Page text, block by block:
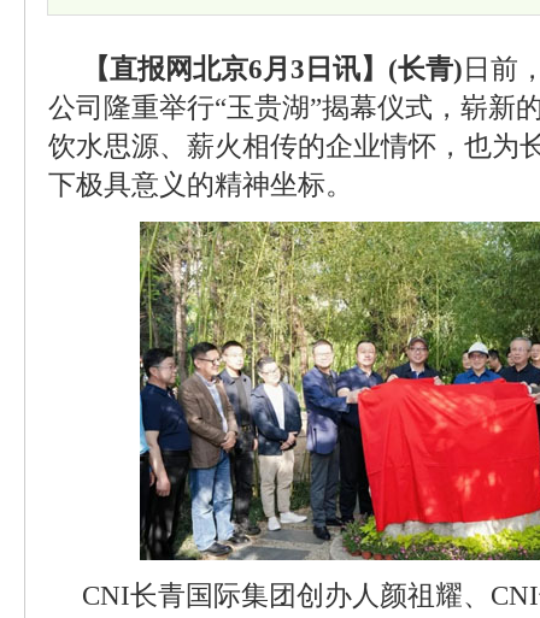
【直报网北京6月3日讯】(长青) 日前
公司隆重举行“玉贵湖”揭幕仪式，崭新
饮水思源、薪火相传的企业情怀，也为
下极具意义的精神坐标。
CNI长青国际集团创办人颜祖耀、